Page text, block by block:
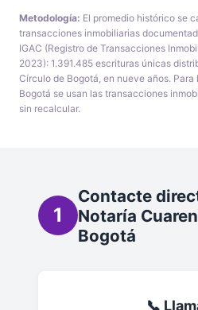
Metodología: El promedio histórico se
transacciones inmobiliarias
IGAC (Registro de Transacciones
2023): 1.391.485 escrituras únicas
Círculo de Bogotá, en nueve años.
Bogotá se usan las transacciones
sin recalcular.
1
Contacte
Notaría
Bogotá
📞